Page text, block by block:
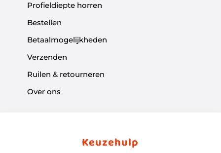
Profieldiepte horren
Bestellen
Betaalmogelijkheden
Verzenden
Ruilen & retourneren
Over ons
Keuzehulp